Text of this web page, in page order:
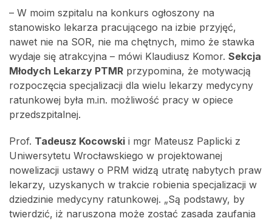
– W moim szpitalu na konkurs ogłoszony na
stanowisko lekarza pracującego na izbie przyjęć,
nawet nie na SOR, nie ma chętnych, mimo że stawka
wydaje się atrakcyjna – mówi Klaudiusz Komor. Sekcja
Młodych Lekarzy PTMR przypomina, że motywacją
rozpoczęcia specjalizacji dla wielu lekarzy medycyny
ratunkowej była m.in. możliwość pracy w opiece
przedszpitalnej.
Prof. Tadeusz Kocowski i mgr Mateusz Paplicki z
Uniwersytetu Wrocławskiego w projektowanej
nowelizacji ustawy o PRM widzą utratę nabytych praw
lekarzy, uzyskanych w trakcie robienia specjalizacji w
dziedzinie medycyny ratunkowej. „Są podstawy, by
twierdzić, iż naruszona może zostać zasada zaufania